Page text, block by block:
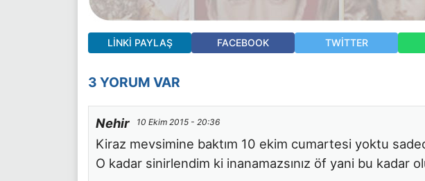
LINKI PAYLAŞ FACEBOOK TWITTER
3 YORUM VAR
Nehir 10 Ekim 2015 - 20:36
Kiraz mevsimine baktım 10 ekim cumartesi yoktu
O kadar sinirlendim ki inanamazsınız öf yani bu kadar